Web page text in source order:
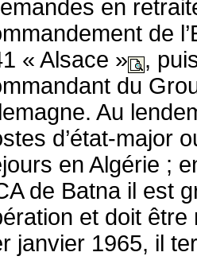
en
de
« Alsace »
,
du
Au
d’état-major
en Algérie ;
de Batna il est
et doit
janvier 1965, il